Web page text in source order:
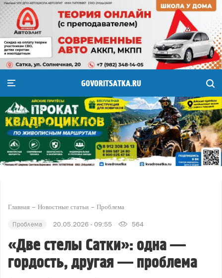
GOVORITSATKA.RU
Главная Новостные статьи Проблема
Проблема 20.05.2026 - 09:55 564
«Две стелы Сатки»: одна —
гордость, другая — проблема